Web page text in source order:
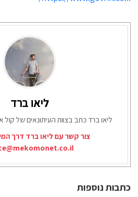
ליאו ברד
ליאו ברד כתב בצוות העיתונאים של קול
צור קשר עם ליאו ברד דרך
כתבות נוספות